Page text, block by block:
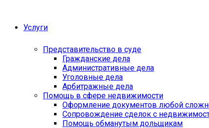
Услуги
Представительство в суде
Гражданские дела
Административные дела
Уголовные дела
Арбитражные дела
Помощь в сфере недвижимости
Оформление документов любой
Сопровождение сделок с
Помощь обманутым дольщикам